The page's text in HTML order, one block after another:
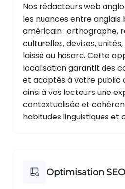
Nos rédacteurs web
les nuances entre anglais
américain : orthographe,
culturelles, devises,
laissé au hasard. Cette
localisation garantit des
et adaptés à votre public
ainsi à vos lecteurs une
contextualisée et
habitudes linguistiques et
Optimisation